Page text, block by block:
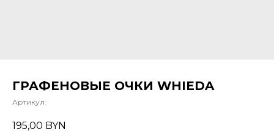
ГРАФЕНОВЫЕ ОЧКИ WHIEDA
Артикул:
195,00 BYN